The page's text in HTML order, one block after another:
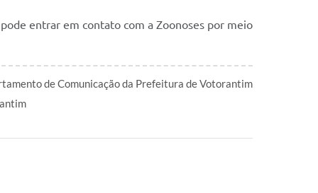
entrar em contato com a Zoonoses por meio
de Comunicação da Prefeitura de Votorantim